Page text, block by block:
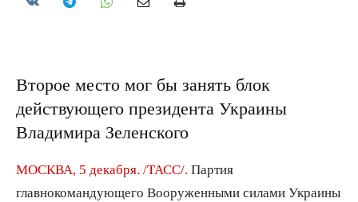
Второе место мог бы занять блок
действующего президента Украины
Владимира Зеленского
МОСКВА, 5 декабря. /ТАСС/. Партия
главнокомандующего Вооруженными силами Украины